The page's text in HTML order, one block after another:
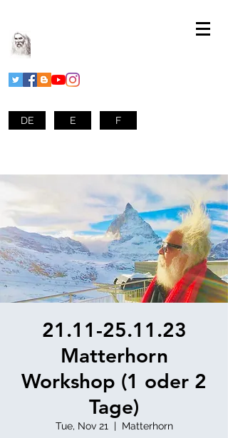
DE E F
21.11-25.11.23
Matterhorn
Workshop (1 oder 2
Tage)
Tue, Nov 21
  |
Matterhorn